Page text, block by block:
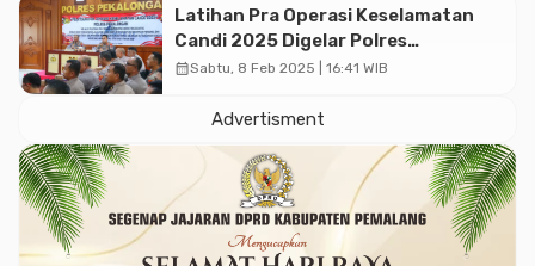
Latihan Pra Operasi Keselamatan
Candi 2025 Digelar Polres
Pekalongan
calendar_monthSabtu, 8 Feb 2025 | 16:41 WIB
Advertisment